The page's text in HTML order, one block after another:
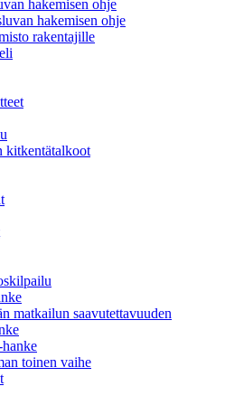
hakemisen ohje
hakemisen ohje
rakentajille
kitkentätalkoot
matkailun saavutettavuuden
toinen vaihe